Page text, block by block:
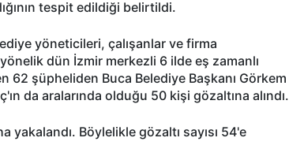
tespit edildiği belirtildi.
yöneticileri, çalışanlar ve firma
dün İzmir merkezli 6 ilde eş zamanlı
62 şüpheliden Buca Belediye Başkanı Görkem
da aralarında olduğu 50 kişi gözaltına alındı.
Böylelikle gözaltı sayısı 54'e